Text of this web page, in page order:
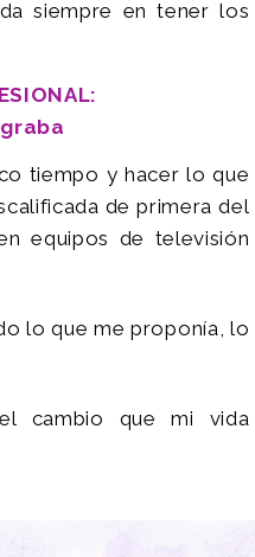
siempre en tener los
tiempo y hacer lo que
de primera del
equipos de televisión
lo que me proponía, lo
cambio que mi vida